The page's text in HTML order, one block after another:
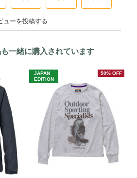
一緒に購入されています
JAPAN
EDITION
50% OFF